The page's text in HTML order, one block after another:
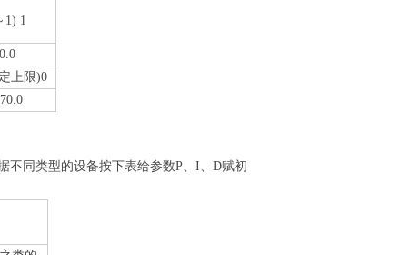
1) 1
上限)0
不同类型的设备按下表给参数P、I、D赋初